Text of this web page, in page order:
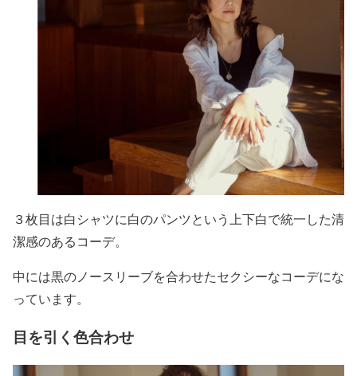
３枚目は白シャツに白のパンツという 上下白で統一した清
潔感のあるコーデ。
中には黒のノースリーブを合わせたセクシーなコーデにな
っています。
目を引く色合わせ